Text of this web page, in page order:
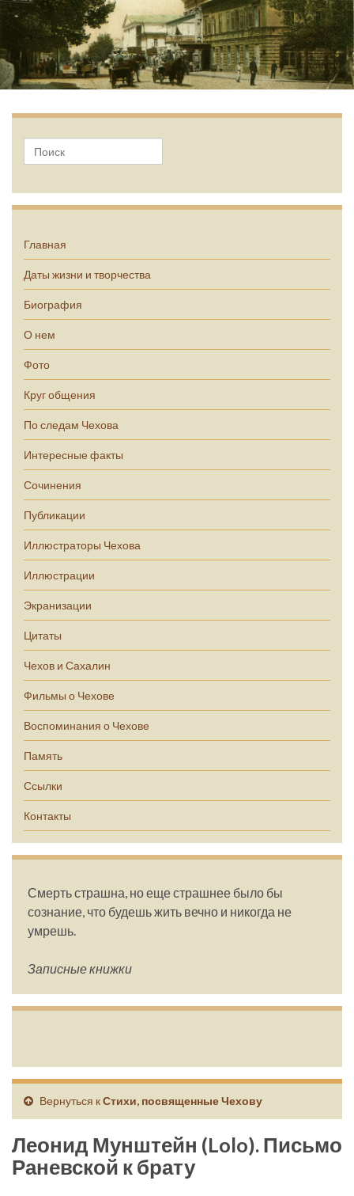
Главная
Даты жизни и творчества
Биография
О нем
Фото
Круг общения
По следам Чехова
Интересные факты
Сочинения
Публикации
Иллюстраторы Чехова
Иллюстрации
Экранизации
Цитаты
Чехов и Сахалин
Фильмы о Чехове
Воспоминания о Чехове
Память
Ссылки
Контакты
Смерть страшна, но еще страшнее было бы
сознание, что будешь жить вечно и никогда не
умрешь.
Записные книжки
Вернуться кСтихи, посвященные Чехову
Леонид Мунштейн (Lolo). Письмо
Раневской к брату